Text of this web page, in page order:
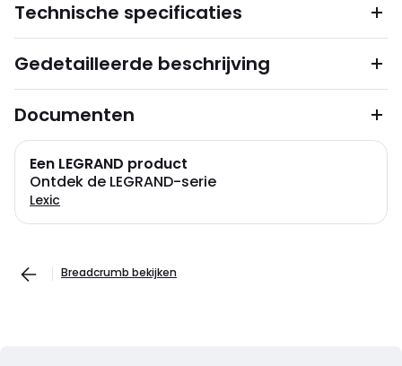
Technische specificaties
Gedetailleerde beschrijving
Documenten
Een LEGRAND product
Ontdek de LEGRAND-serie
Lexic
Breadcrumb bekijken